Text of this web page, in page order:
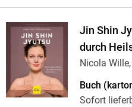
Jin Shin
durch
Nicola
Buch
Sofort